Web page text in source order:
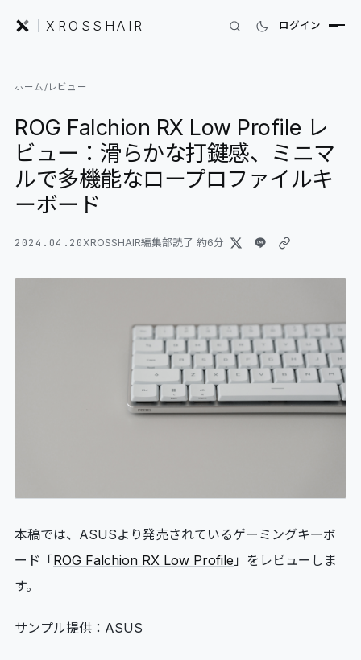
XROSSHAIR ログイン
01 製品を探す SEARCH
02 編集部レビュー REVIEWS
ニュース
GLOSSARY
MY PAGE
ホーム/レビュー
ROG Falchion RX Low Profile レ
ビュー：滑らかな打鍵感、ミニマ
ルで多機能なロープロファイルキ
ーボード
2024.04.20XROSSHAIR編集部読了 約6分
本稿では、ASUSより発売されているゲーミングキーボ
ード「ROG Falchion RX Low Profile」をレビューしま
す。
サンプル提供：ASUS